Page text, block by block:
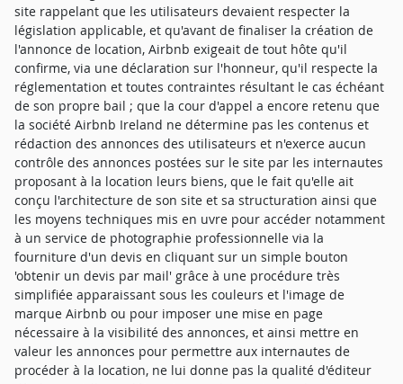
site rappelant que les utilisateurs devaient respecter la
législation applicable, et qu'avant de finaliser la création de
l'annonce de location, Airbnb exigeait de tout hôte qu'il
confirme, via une déclaration sur l'honneur, qu'il respecte la
réglementation et toutes contraintes résultant le cas échéant
de son propre bail ; que la cour d'appel a encore retenu que
la société Airbnb Ireland ne détermine pas les contenus et
rédaction des annonces des utilisateurs et n'exerce aucun
contrôle des annonces postées sur le site par les internautes
proposant à la location leurs biens, que le fait qu'elle ait
conçu l'architecture de son site et sa structuration ainsi que
les moyens techniques mis en uvre pour accéder notamment
à un service de photographie professionnelle via la
fourniture d'un devis en cliquant sur un simple bouton
'obtenir un devis par mail' grâce à une procédure très
simplifiée apparaissant sous les couleurs et l'image de
marque Airbnb ou pour imposer une mise en page
nécessaire à la visibilité des annonces, et ainsi mettre en
valeur les annonces pour permettre aux internautes de
procéder à la location, ne lui donne pas la qualité d'éditeur